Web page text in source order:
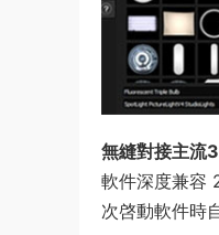
無縫對接主流
軟件深度兼容
次啓動軟件時